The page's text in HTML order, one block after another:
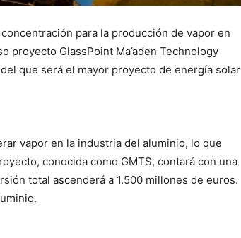
para la producción de vapor en
proyecto GlassPoint Ma’aden Technology
que será el mayor proyecto de energía solar
vapor en la industria del aluminio, lo que
conocida como GMTS, contará con una
total ascenderá a 1.500 millones de euros.